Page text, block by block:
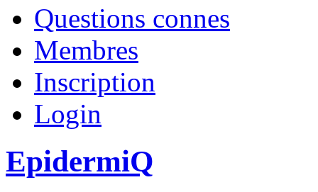
Questions connes
Membres
Inscription
Login
EpidermiQ